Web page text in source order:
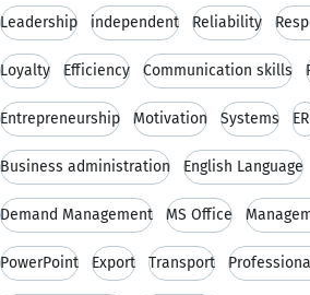
Leadership independent Reliability
Loyalty Efficiency Communication skills
Entrepreneurship Motivation Systems
Business administration English Language
Demand Management MS Office
PowerPoint Export Transport